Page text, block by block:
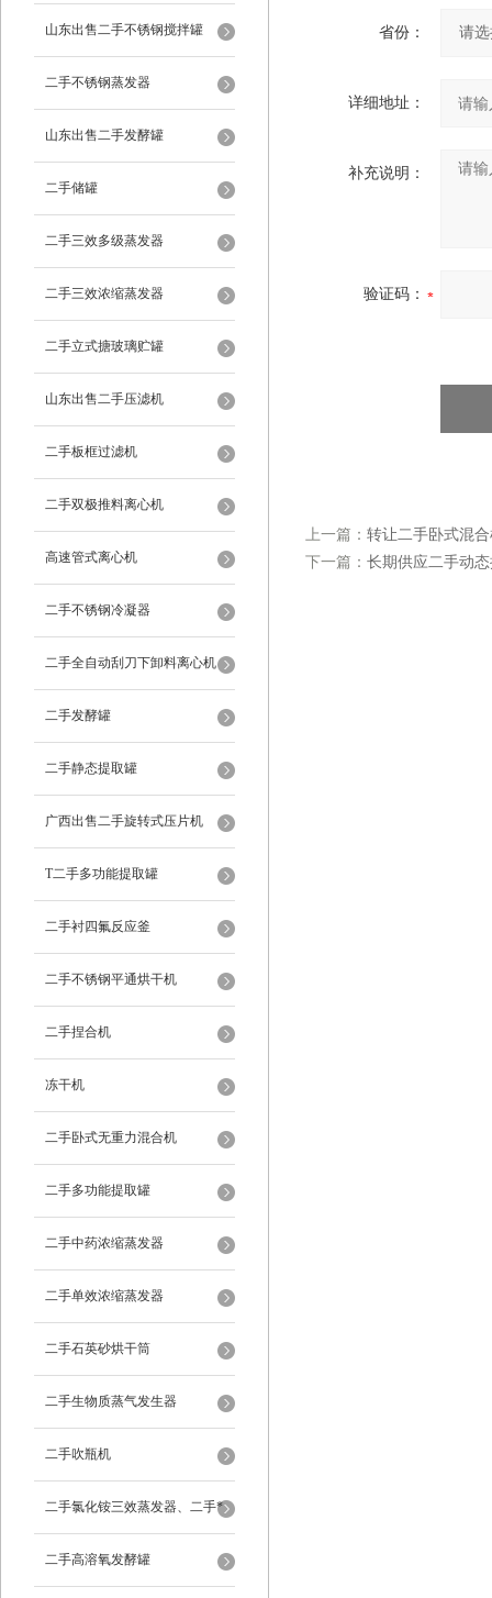
山东出售二手不锈钢搅拌罐
二手不锈钢蒸发器
山东出售二手发酵罐
二手储罐
二手三效多级蒸发器
二手三效浓缩蒸发器
二手立式搪玻璃贮罐
山东出售二手压滤机
二手板框过滤机
二手双极推料离心机
高速管式离心机
二手不锈钢冷凝器
二手全自动刮刀下卸料离心机
二手发酵罐
二手静态提取罐
广西出售二手旋转式压片机
T二手多功能提取罐
二手衬四氟反应釜
二手不锈钢平通烘干机
二手捏合机
冻干机
二手卧式无重力混合机
二手多功能提取罐
二手中药浓缩蒸发器
二手单效浓缩蒸发器
二手石英砂烘干筒
二手生物质蒸气发生器
二手吹瓶机
二手氯化铵三效蒸发器、二手*
蒸发器
二手高溶氧发酵罐
省份：
详细地址：
补充说明：
验证码：
上一篇： 转让二手卧式混
下一篇： 长期供应二手动